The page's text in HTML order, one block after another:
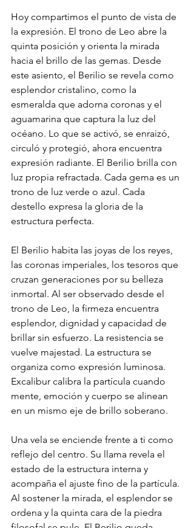
Hoy compartimos el punto de vista de
la expresión. El trono de Leo abre la
quinta posición y orienta la mirada
hacia el brillo de las gemas. Desde
este asiento, el Berilio se revela como
esplendor cristalino, como la
esmeralda que adorna coronas y el
aguamarina que captura la luz del
océano. Lo que se activó, se enraizó,
circuló y protegió, ahora encuentra
expresión radiante. El Berilio brilla con
luz propia refractada. Cada gema es un
trono de luz verde o azul. Cada
destello expresa la gloria de la
estructura perfecta.
El Berilio habita las joyas de los reyes,
las coronas imperiales, los tesoros que
cruzan generaciones por su belleza
inmortal. Al ser observado desde el
trono de Leo, la firmeza encuentra
esplendor, dignidad y capacidad de
brillar sin esfuerzo. La resistencia se
vuelve majestad. La estructura se
organiza como expresión luminosa.
Excalibur calibra la partícula cuando
mente, emoción y cuerpo se alinean
en un mismo eje de brillo soberano.
Una vela se enciende frente a ti como
reflejo del centro. Su llama revela el
estado de la estructura interna y
acompaña el ajuste fino de la partícula.
Al sostener la mirada, el esplendor se
ordena y la quinta cara de la piedra